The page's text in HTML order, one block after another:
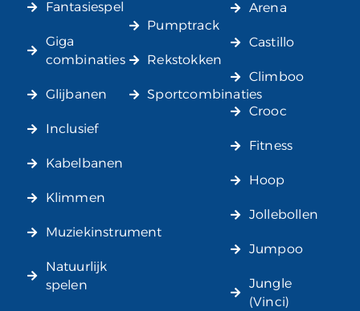
Fantasiespel
Giga
combinaties
Glijbanen
Inclusief
Kabelbanen
Klimmen
Muziekinstrument
Natuurlijk
spelen
Pumptrack
Rekstokken
Sportcombinaties
Arena
Castillo
Climboo
Crooc
Fitness
Hoop
Jollebollen
Jumpoo
Jungle
(Vinci)